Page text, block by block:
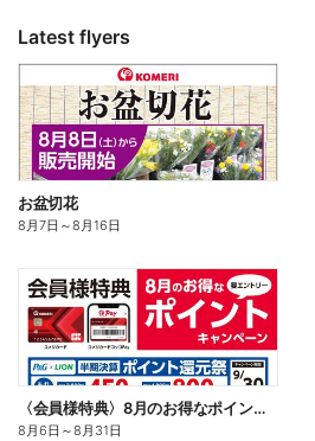
Latest flyers
お盆切花
8月7日 ～8月16日
〈会員様特典〉8月のお得なポイントキャンペーン
8月6日 ～8月31日